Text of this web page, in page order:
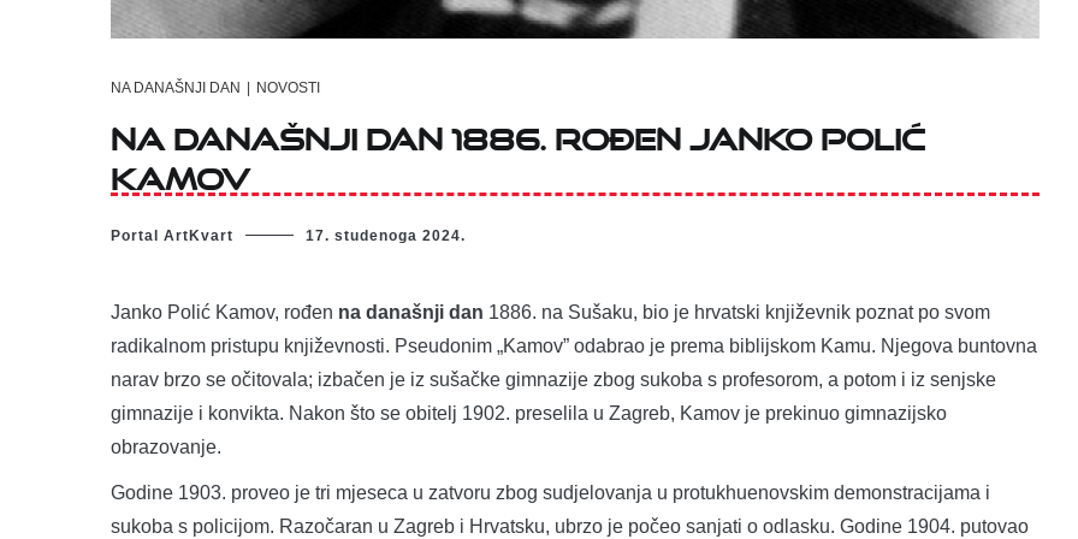
NA DANAŠNJI DAN NOVOSTI
Na današnji dan 1886. rođen Janko Polić
Kamov
Portal ArtKvart 17. studenoga 2024.
Janko Polić Kamov, rođen na današnji dan 1886. na Sušaku, bio je hrvatski književnik poznat po svom
radikalnom pristupu književnosti. Pseudonim „Kamov” odabrao je prema biblijskom Kamu. Njegova buntovna
narav brzo se očitovala; izbačen je iz sušačke gimnazije zbog sukoba s profesorom, a potom i iz senjske
gimnazije i konvikta. Nakon što se obitelj 1902. preselila u Zagreb, Kamov je prekinuo gimnazijsko
obrazovanje.
Godine 1903. proveo je tri mjeseca u zatvoru zbog sudjelovanja u protukhuenovskim demonstracijama i
sukoba s policijom. Razočaran u Zagreb i Hrvatsku, ubrzo je počeo sanjati o odlasku. Godine 1904. putovao